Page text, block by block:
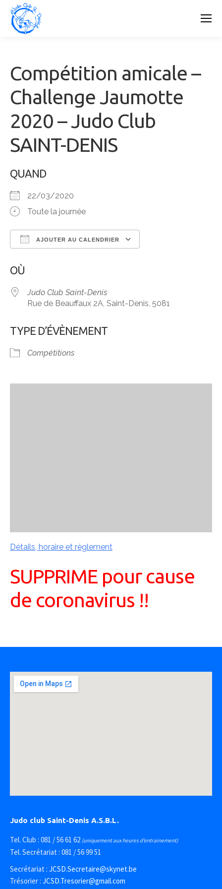
Compétition amicale –
Challenge Jaumotte
2020 – Judo Club
SAINT-DENIS
QUAND
22/03/2020
Toute la journée
AJOUTER AU CALENDRIER
OÙ
Judo Club Saint-Denis
Rue de Beauffaux 2A, Saint-Denis, 5081
TYPE D’ÉVÈNEMENT
Compétitions
Détails, horaire et règlement
SUPPRIME pour cause
de coronavirus !!
Judo club Saint-Denis A.S.B.L.
Tel. Club : 081 / 56 61 62 (uniquement aux heures d’entrainement)
Tel. Secrétariat : 081 / 56 99 51
Secrétariat : JCSD.Secretaire@skynet.be
Trésorier : JCSD.Tresorier@gmail.com